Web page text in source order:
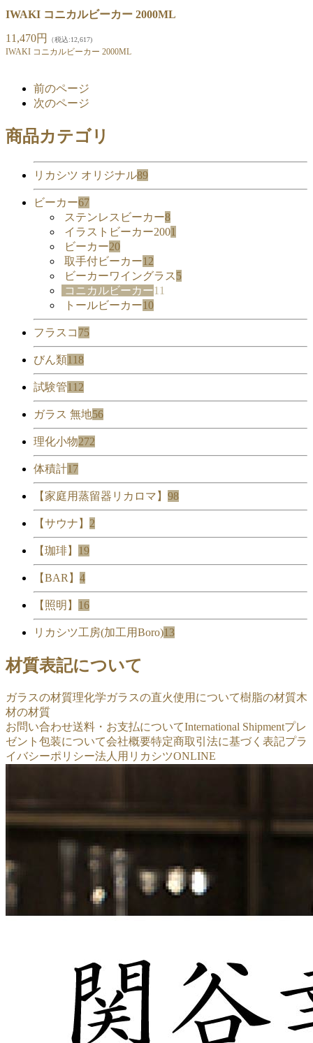
IWAKI コニカルビーカー 2000ML
11,470円 （税込:12,617)
IWAKI コニカルビーカー 2000ML
前のページ
次のページ
商品カテゴリ
リカシツ オリジナル89
ビーカー67
ステンレスビーカー8
イラストビーカー2001
ビーカー20
取手付ビーカー12
ビーカーワイングラス 5
コニカルビーカー11
トールビーカー10
フラスコ 75
びん類118
試験管112
ガラス 無地56
理化小物272
体積計17
【家庭用蒸留器リカロマ】 98
【サウナ】 2
【珈琲】 19
【BAR】 4
【照明】 16
リカシツ工房(加工用Boro)13
材質表記について
ガラスの材質理化学ガラスの直火使用について樹脂の材質木
材の材質
お問い合わせ送料・お支払についてInternational Shipmentプレ
ゼント包装について会社概要特定商取引法に基づく表記プラ
イバシーポリシー法人用リカシツONLINE